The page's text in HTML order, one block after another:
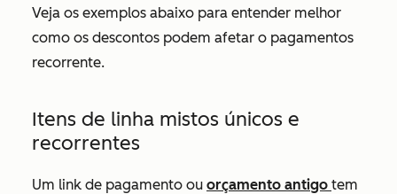
Veja os exemplos abaixo para entender melhor
como os descontos podem afetar o pagamentos
recorrente.
Itens de linha mistos únicos e
recorrentes
Um link de pagamento ou orçamento antigo tem